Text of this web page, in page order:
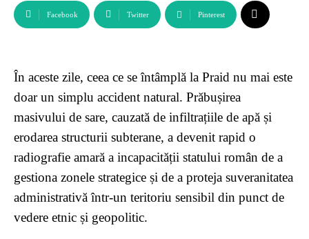
Facebook Twitter Pinterest
În aceste zile, ceea ce se întâmplă la Praid nu mai este
doar un simplu accident natural. Prăbușirea
masivului de sare, cauzată de infiltrațiile de apă și
erodarea structurii subterane, a devenit rapid o
radiografie amară a incapacității statului român de a
gestiona zonele strategice și de a proteja suveranitatea
administrativă într-un teritoriu sensibil din punct de
vedere etnic și geopolitic.